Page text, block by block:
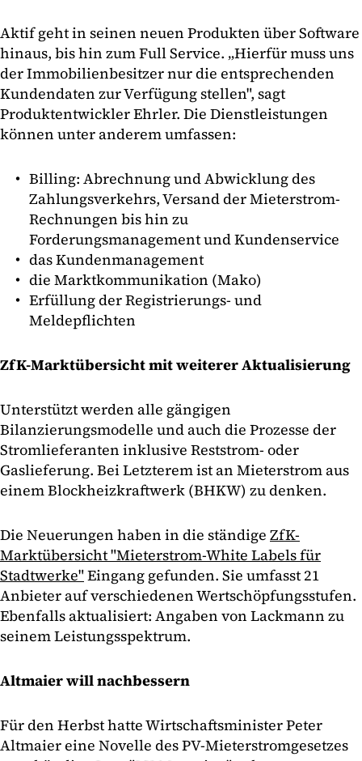
Aktif geht in seinen neuen Produkten über Software
hinaus, bis hin zum Full Service. „Hierfür muss uns
der Immobilienbesitzer nur die entsprechenden
Kundendaten zur Verfügung stellen", sagt
Produktentwickler Ehrler. Die Dienstleistungen
können unter anderem umfassen:
Billing: Abrechnung und Abwicklung des
Zahlungsverkehrs, Versand der Mieterstrom-
Rechnungen bis hin zu
Forderungsmanagement und Kundenservice
das Kundenmanagement
die Marktkommunikation (Mako)
Erfüllung der Registrierungs- und
Meldepflichten
ZfK-Marktübersicht mit weiterer Aktualisierung
Unterstützt werden alle gängigen
Bilanzierungsmodelle und auch die Prozesse der
Stromlieferanten inklusive Reststrom- oder
Gaslieferung. Bei Letzterem ist an Mieterstrom aus
einem Blockheizkraftwerk (BHKW) zu denken.
Die Neuerungen haben in die ständige ZfK-
Marktübersicht "Mieterstrom-White Labels für
Stadtwerke"Eingang gefunden. Sie umfasst 21
Anbieter auf verschiedenen Wertschöpfungsstufen.
Ebenfalls aktualisiert: Angaben von Lackmann zu
seinem Leistungsspektrum.
Altmaier will nachbessern
Für den Herbst hatte Wirtschaftsminister Peter
Altmaier eine Novelle des PV-Mieterstromgesetzes